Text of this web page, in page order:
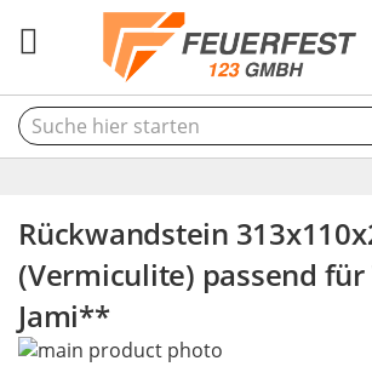
Rückwandstein
(Vermiculite) passend
Jami**
Skip